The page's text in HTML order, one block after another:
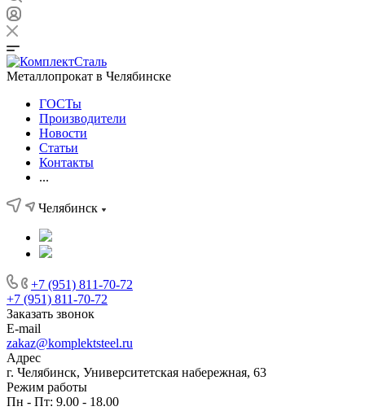
Металлопрокат в Челябинске
ГОСТы
Производители
Новости
Статьи
Контакты
...
Челябинск
+7 (951) 811-70-72
+7 (951) 811-70-72
Заказать звонок
E-mail
zakaz@komplektsteel.ru
Адрес
г. Челябинск, Университетская набережная, 63
Режим работы
Пн - Пт: 9.00 - 18.00